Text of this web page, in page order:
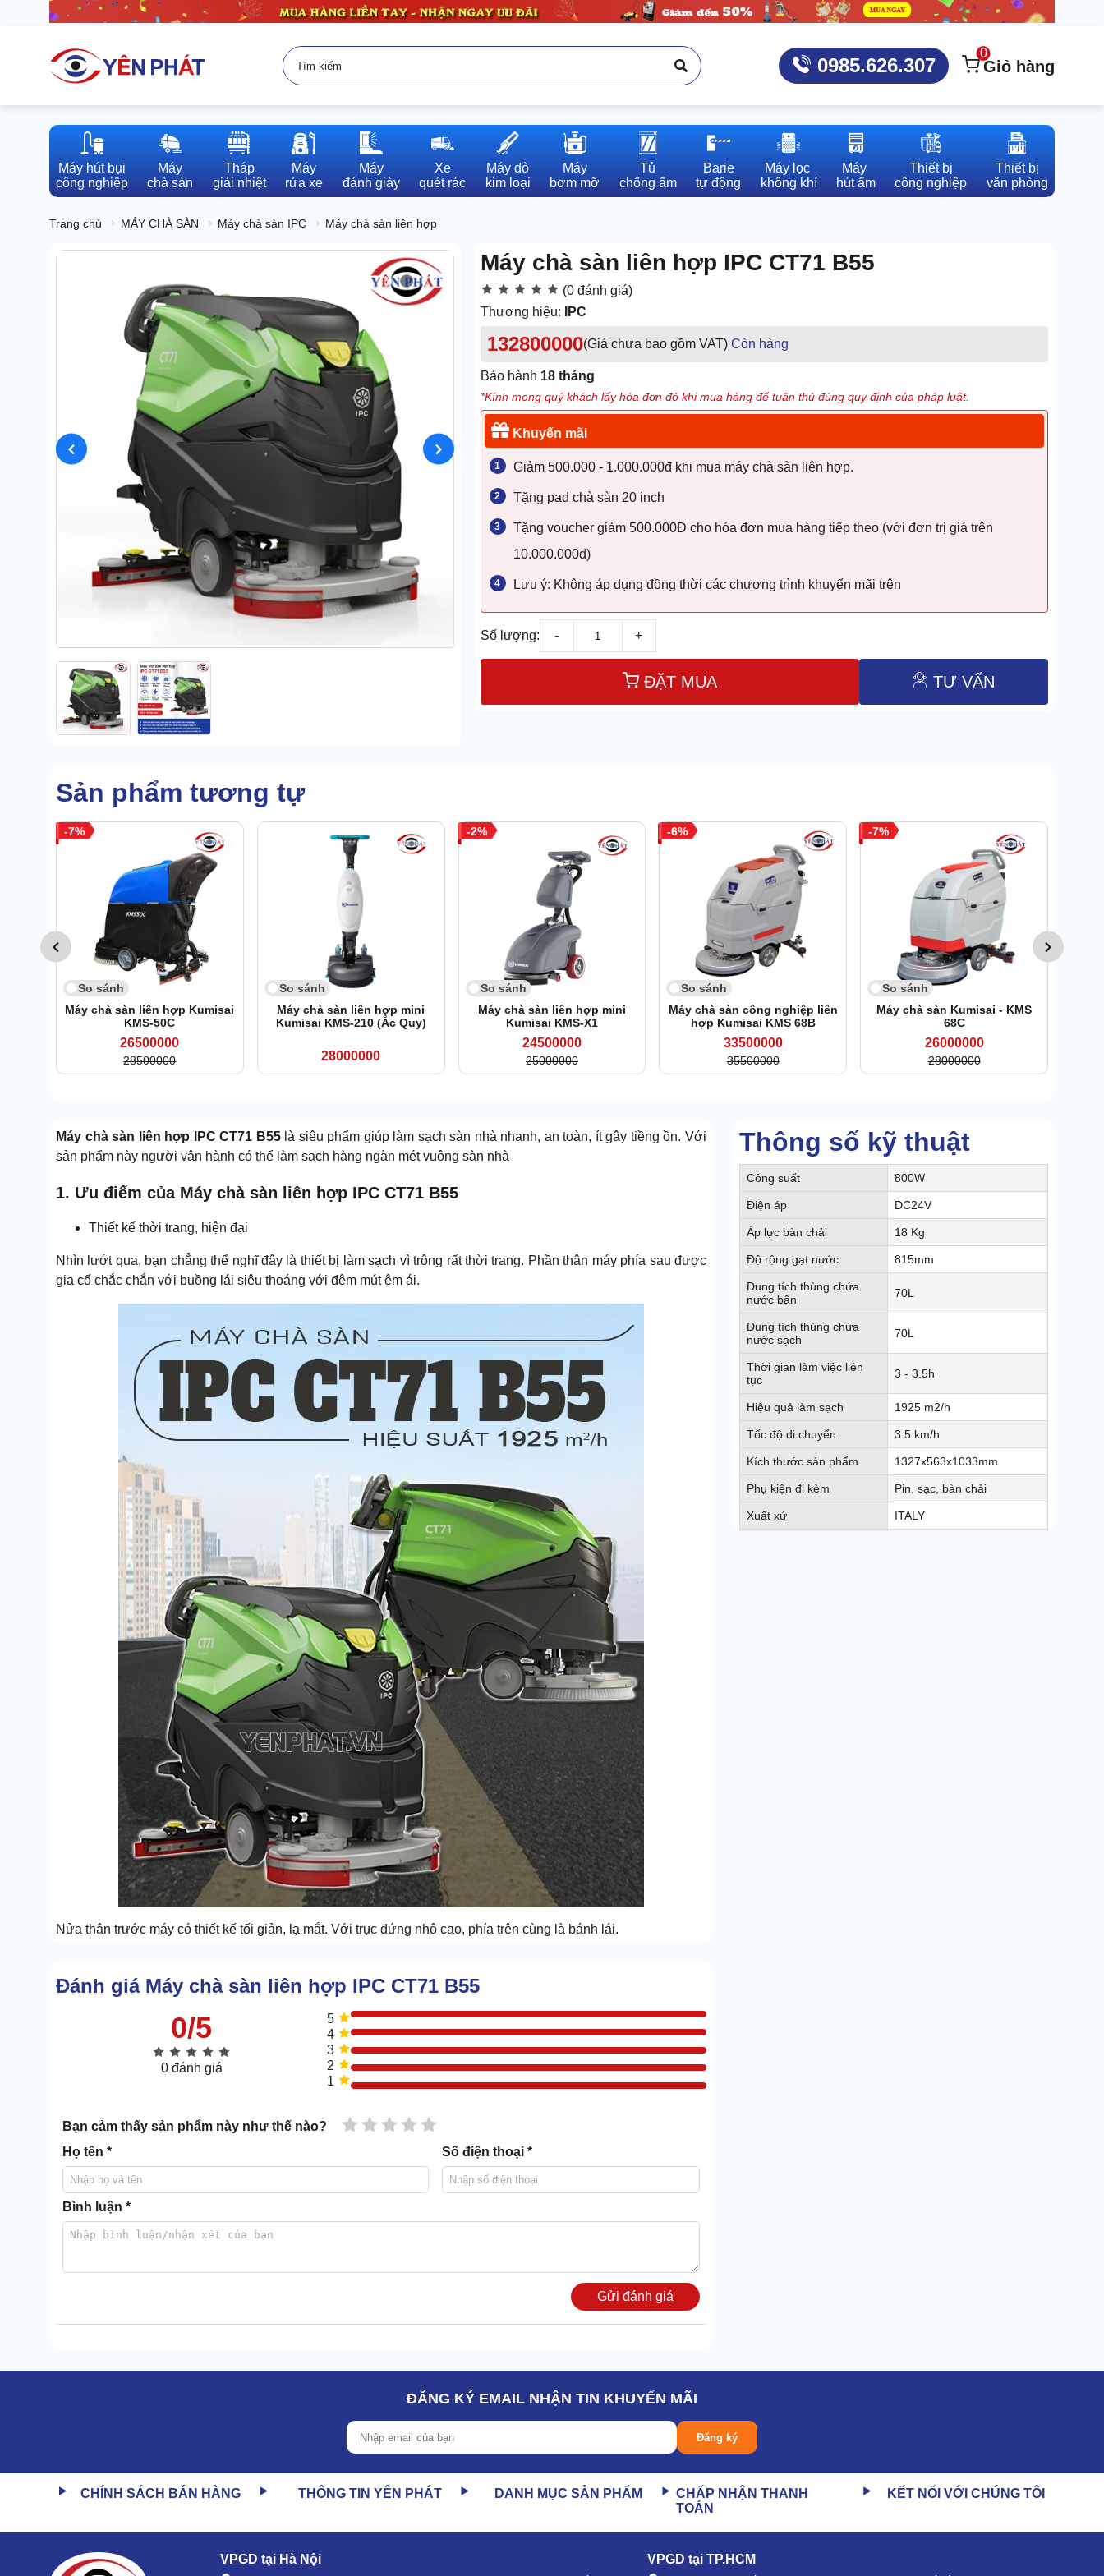
0985.626.307
0
Giỏ hàng
Máy hút bụi
công nghiệp
Máy
chà sàn
Tháp
giải nhiệt
Máy
rửa xe
Máy
đánh giày
Xe
quét rác
Máy dò
kim loại
Máy
bơm mỡ
Tủ
chống ẩm
Barie
tự động
Máy lọc
không khí
Máy
hút ẩm
Thiết bị
công nghiệp
Thiết bị
văn phòng
Trang chủ MÁY CHÀ SÀN Máy chà sàn IPC Máy chà sàn liên hợp
Máy chà sàn liên hợp IPC CT71 B55
(0 đánh giá)
Thương hiệu:
IPC
132800000(Giá chưa bao gồm VAT) Còn hàng
Bảo hành 18 tháng
*Kính mong quý khách lấy hóa đơn đỏ khi mua hàng để tuân thủ đúng quy định của pháp luật.
Khuyến mãi
Giảm 500.000 - 1.000.000đ khi mua máy chà sàn liên hợp.
Tặng pad chà sàn 20 inch
Tặng voucher giảm 500.000Đ cho hóa đơn mua hàng tiếp theo (với đơn trị giá trên
10.000.000đ)
Lưu ý: Không áp dụng đồng thời các chương trình khuyến mãi trên
Số lượng: - +
ĐẶT MUA TƯ VẤN
Sản phẩm tương tự
7
So sánh
Máy chà sàn liên hợp Kumisai
KMS-50C
26500000
28500000
So sánh
Máy chà sàn liên hợp mini
Kumisai KMS-210 (Ắc Quy)
28000000
2
So sánh
Máy chà sàn liên hợp mini
Kumisai KMS-X1
24500000
25000000
6
So sánh
Máy chà sàn công nghiệp liên
hợp Kumisai KMS 68B
33500000
35500000
7
So sánh
Máy chà sàn Kumisai - KMS
68C
26000000
28000000
Thông số kỹ thuật
Công suất 800W
Điện áp DC24V
Áp lực bàn chải 18 Kg
Độ rộng gạt nước 815mm
Dung tích thùng chứa
nước bẩn
70L
Dung tích thùng chứa
nước sạch
70L
Thời gian làm việc liên
tục
3 - 3.5h
Hiệu quả làm sạch 1925 m2/h
Tốc độ di chuyển 3.5 km/h
Kích thước sản phẩm 1327x563x1033mm
Phụ kiện đi kèm Pin, sạc, bàn chải
Xuất xứ ITALY
Máy chà sàn liên hợp IPC CT71 B55là siêu phẩm giúp làm sạch sàn nhà nhanh, an toàn, ít gây tiềng ồn. Với
sản phẩm này người vận hành có thể làm sạch hàng ngàn mét vuông sàn nhà
1. Ưu điểm của Máy chà sàn liên hợp IPC CT71 B55
Thiết kế thời trang, hiện đại
Nhìn lướt qua, bạn chẳng thể nghĩ đây là thiết bị làm sạch vì trông rất thời trang. Phần thân máy phía sau được
gia cố chắc chắn với buồng lái siêu thoáng với đệm mút êm ái.
Nửa thân trước máy có thiết kế tối giản, lạ mắt. Với trục đứng nhô cao, phía trên cùng là bánh lái.
cũng có thể nhận diện ra chúng.
Khả năng tiết kiệm chi phí vcuar máy thể hiện qua nhiều phương diện khác nhau.
máy chà sàn liên hợp
có chi phí rất phải chăng, phù hợp với ngân sách chi trả của phần đa người
Thứ hai là máy vận hành siêu tiết kiệm điện nhờ khả năng khai thác năng lượng đầu vào của motor là cực tốt.
công.
Đánh giá Máy chà sàn liên hợp IPC CT71 B55
0/5
0 đánh giá
5
4
3
2
1
Bạn cảm thấy sản phẩm này như thế nào? 5 sao
4 sao
3 sao
2 sao
1 sao
Họ tên * Số điện thoại *
Bình luận *
Gửi đánh giá
ĐĂNG KÝ EMAIL NHẬN TIN KHUYẾN MÃI
Đăng ký
CHÍNH SÁCH BÁN HÀNG THÔNG TIN YÊN PHÁT DANH MỤC SẢN PHẨM
CHẤP NHẬN THANH
TOÁN
KẾT NỐI VỚI CHÚNG TÔI
VPGD tại Hà Nội VPGD tại TP.HCM